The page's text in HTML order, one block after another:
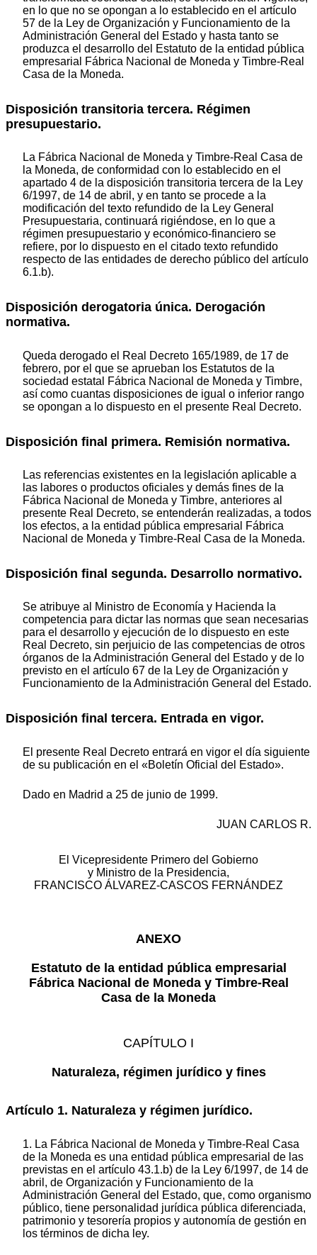
en lo que no se opongan a lo establecido en el artículo
57 de la Ley de Organización y Funcionamiento de la
Administración General del Estado y hasta tanto se
produzca el desarrollo del Estatuto de la entidad pública
empresarial Fábrica Nacional de Moneda y Timbre-Real
Casa de la Moneda.
Disposición transitoria tercera. Régimen
presupuestario.
La Fábrica Nacional de Moneda y Timbre-Real Casa de
la Moneda, de conformidad con lo establecido en el
apartado 4 de la disposición transitoria tercera de la Ley
6/1997, de 14 de abril, y en tanto se procede a la
modificación del texto refundido de la Ley General
Presupuestaria, continuará rigiéndose, en lo que a
régimen presupuestario y económico-financiero se
refiere, por lo dispuesto en el citado texto refundido
respecto de las entidades de derecho público del artículo
6.1.b).
Disposición derogatoria única. Derogación
normativa.
Queda derogado el Real Decreto 165/1989, de 17 de
febrero, por el que se aprueban los Estatutos de la
sociedad estatal Fábrica Nacional de Moneda y Timbre,
así como cuantas disposiciones de igual o inferior rango
se opongan a lo dispuesto en el presente Real Decreto.
Disposición final primera. Remisión normativa.
Las referencias existentes en la legislación aplicable a
las labores o productos oficiales y demás fines de la
Fábrica Nacional de Moneda y Timbre, anteriores al
presente Real Decreto, se entenderán realizadas, a todos
los efectos, a la entidad pública empresarial Fábrica
Nacional de Moneda y Timbre-Real Casa de la Moneda.
Disposición final segunda. Desarrollo normativo.
Se atribuye al Ministro de Economía y Hacienda la
competencia para dictar las normas que sean necesarias
para el desarrollo y ejecución de lo dispuesto en este
Real Decreto, sin perjuicio de las competencias de otros
órganos de la Administración General del Estado y de lo
previsto en el artículo 67 de la Ley de Organización y
Funcionamiento de la Administración General del Estado.
Disposición final tercera. Entrada en vigor.
El presente Real Decreto entrará en vigor el día siguiente
de su publicación en el «Boletín Oficial del Estado».
Dado en Madrid a 25 de junio de 1999.
JUAN CARLOS R.
El Vicepresidente Primero del Gobierno
y Ministro de la Presidencia,
FRANCISCO ÁLVAREZ-CASCOS FERNÁNDEZ
ANEXO
Estatuto de la entidad pública empresarial
Fábrica Nacional de Moneda y Timbre-Real
Casa de la Moneda
CAPÍTULO I
Naturaleza, régimen jurídico y fines
Artículo 1. Naturaleza y régimen jurídico.
1. La Fábrica Nacional de Moneda y Timbre-Real Casa
de la Moneda es una entidad pública empresarial de las
previstas en el artículo 43.1.b) de la Ley 6/1997, de 14 de
abril, de Organización y Funcionamiento de la
Administración General del Estado, que, como organismo
público, tiene personalidad jurídica pública diferenciada,
patrimonio y tesorería propios y autonomía de gestión en
los términos de dicha ley.